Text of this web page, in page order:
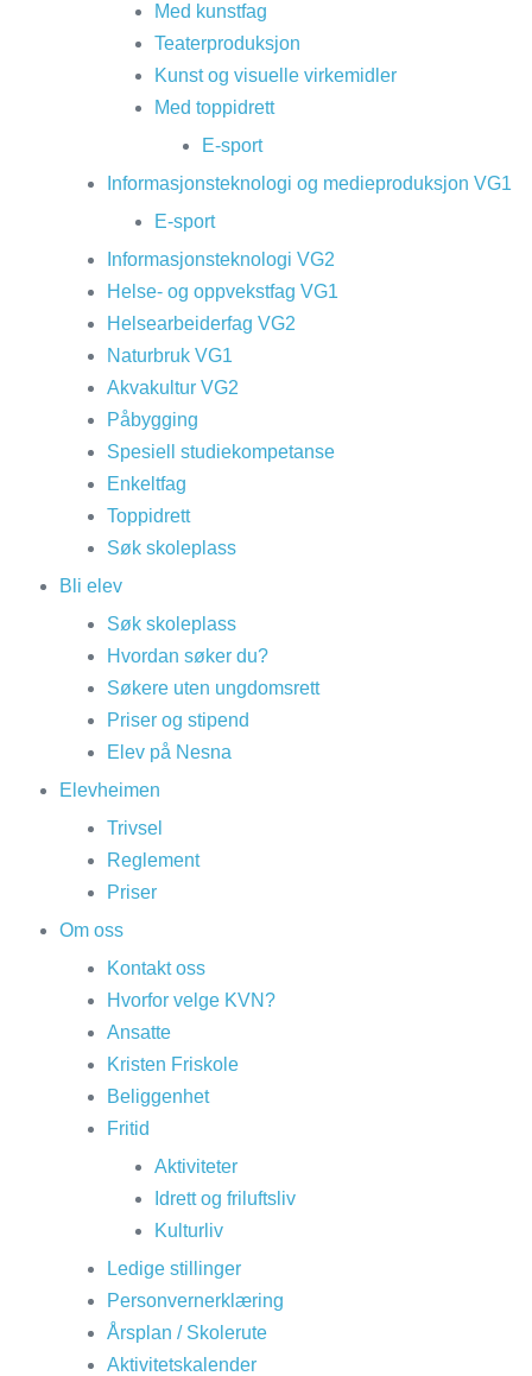
Med kunstfag
Teaterproduksjon
Kunst og visuelle virkemidler
Med toppidrett
E-sport
Informasjonsteknologi og medieproduksjon VG1
E-sport
Informasjonsteknologi VG2
Helse- og oppvekstfag VG1
Helsearbeiderfag VG2
Naturbruk VG1
Akvakultur VG2
Påbygging
Spesiell studiekompetanse
Enkeltfag
Toppidrett
Søk skoleplass
Bli elev
Søk skoleplass
Hvordan søker du?
Søkere uten ungdomsrett
Priser og stipend
Elev på Nesna
Elevheimen
Trivsel
Reglement
Priser
Om oss
Kontakt oss
Hvorfor velge KVN?
Ansatte
Kristen Friskole
Beliggenhet
Fritid
Aktiviteter
Idrett og friluftsliv
Kulturliv
Ledige stillinger
Personvernerklæring
Årsplan / Skolerute
Aktivitetskalender